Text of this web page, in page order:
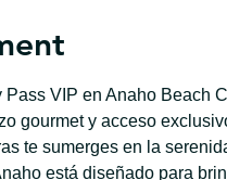
VIP en Anaho Beach
gourmet y acceso
te sumerges en la
está diseñado para